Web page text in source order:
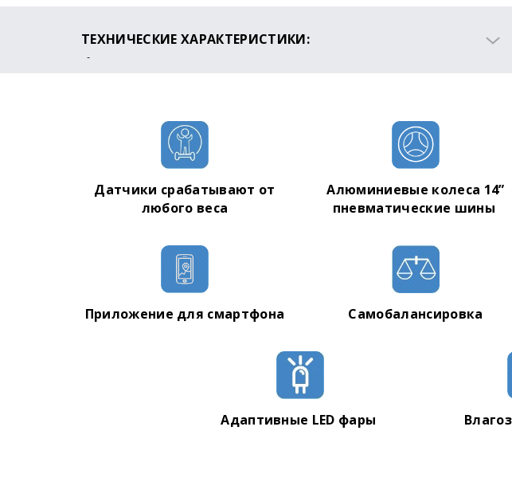
ТЕХНИЧЕСКИЕ ХАРАКТЕРИСТИКИ:
Максимальный угол подъема: 30 градусов
Максимальная нагрузка: 180 кг
Вес гироскутера: 23.5 кг
Датчики срабатывают от
любого веса
Алюминиевые колеса 14”
пневматические шины
Приложение для смартфона Самобалансировка
Адаптивные LED фары